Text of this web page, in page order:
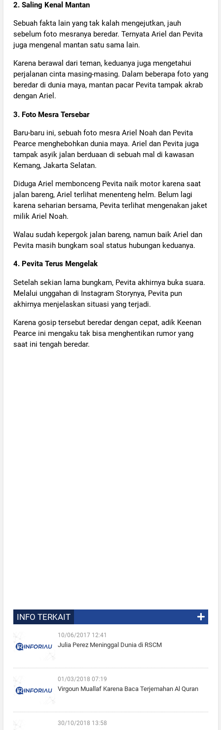
2. Saling Kenal Mantan
Sebuah fakta lain yang tak kalah mengejutkan, jauh
sebelum foto mesranya beredar. Ternyata Ariel dan Pevita
juga mengenal mantan satu sama lain.
Karena berawal dari teman, keduanya juga mengetahui
perjalanan cinta masing-masing. Dalam beberapa foto yang
beredar di dunia maya, mantan pacar Pevita tampak akrab
dengan Ariel.
3. Foto Mesra Tersebar
Baru-baru ini, sebuah foto mesra Ariel Noah dan Pevita
Pearce menghebohkan dunia maya. Ariel dan Pevita juga
tampak asyik jalan berduaan di sebuah mal di kawasan
Kemang, Jakarta Selatan.
Diduga Ariel membonceng Pevita naik motor karena saat
jalan bareng, Ariel terlihat menenteng helm. Belum lagi
karena seharian bersama, Pevita terlihat mengenakan jaket
milik Ariel Noah.
Walau sudah kepergok jalan bareng, namun baik Ariel dan
Pevita masih bungkam soal status hubungan keduanya.
4. Pevita Terus Mengelak
Setelah sekian lama bungkam, Pevita akhirnya buka suara.
Melalui unggahan di Instagram Storynya, Pevita pun
akhirnya menjelaskan situasi yang terjadi.
Karena gosip tersebut beredar dengan cepat, adik Keenan
Pearce ini mengaku tak bisa menghentikan rumor yang
saat ini tengah beredar.
INFO TERKAIT
10/06/2017 12:41
Julia Perez Meninggal Dunia di RSCM
01/03/2018 07:19
Virgoun Muallaf Karena Baca Terjemahan Al Quran
30/10/2018 13:58